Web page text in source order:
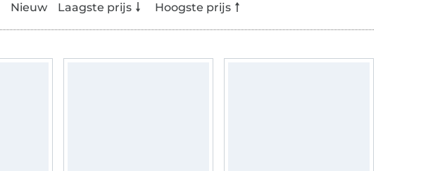
Nieuw Laagste prijs Hoogste prijs